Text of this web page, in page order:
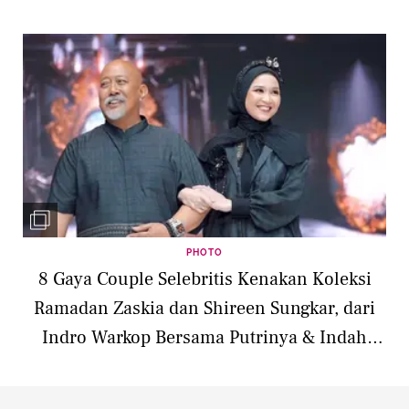
PHOTO
8 Gaya Couple Selebritis Kenakan Koleksi
Ramadan Zaskia dan Shireen Sungkar, dari
Indro Warkop Bersama Putrinya & Indah